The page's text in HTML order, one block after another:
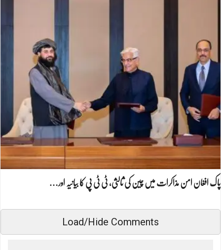
پاک افغان امن مذاکرات میں چین کی ثالثی، ٹی ٹی پی کا بیانیہ اور…
Load/Hide Comments